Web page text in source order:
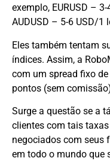
exemplo, EURUSD –
AUDUSD – 5-6 USD/1
Eles também tentam
índices. Assim, a
com um spread fixo
pontos (sem
Surge a questão se a
clientes com tais
negociados com seus
em todo o mundo que